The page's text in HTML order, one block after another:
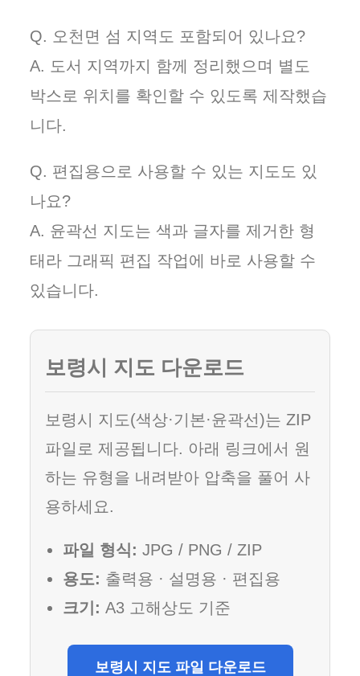
Q. 오천면 섬 지역도 포함되어 있나요?
A. 도서 지역까지 함께 정리했으며 별도
박스로 위치를 확인할 수 있도록 제작했습
니다.
Q. 편집용으로 사용할 수 있는 지도도 있
나요?
A. 윤곽선 지도는 색과 글자를 제거한 형
태라 그래픽 편집 작업에 바로 사용할 수
있습니다.
보령시 지도 다운로드
보령시 지도(색상·기본·윤곽선)는 ZIP
파일로 제공됩니다. 아래 링크에서 원
하는 유형을 내려받아 압축을 풀어 사
용하세요.
파일 형식: JPG / PNG / ZIP
용도: 출력용 · 설명용 · 편집용
크기: A3 고해상도 기준
보령시 지도 파일 다운로드